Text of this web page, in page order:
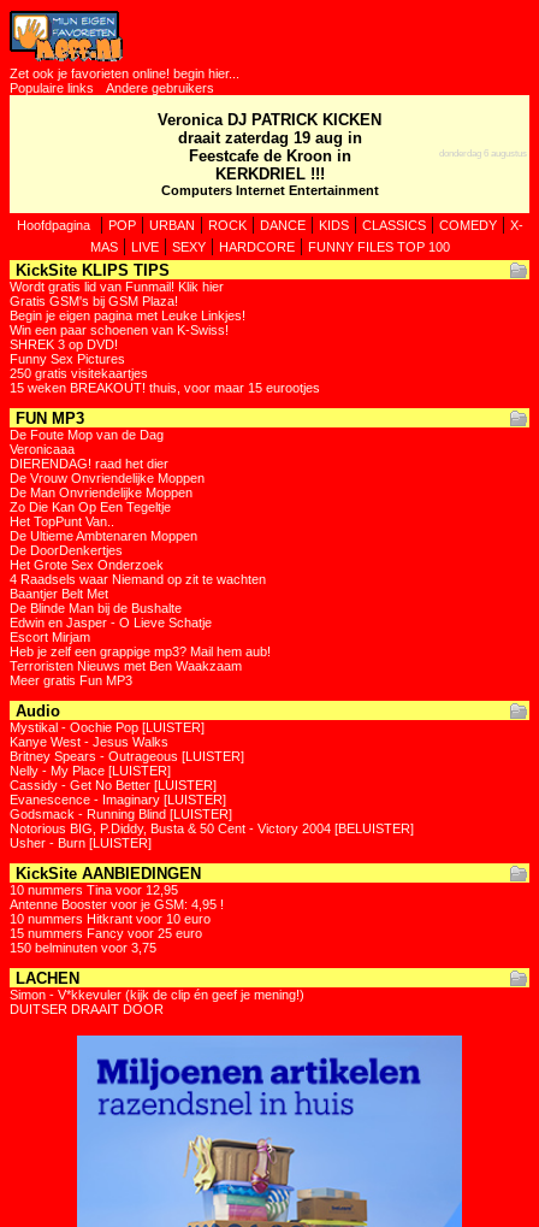
Zet ook je favorieten online! begin hier...
Populaire links
Andere gebruikers
Veronica DJ PATRICK KICKEN
draait zaterdag 19 aug in
Feestcafe de Kroon in
KERKDRIEL !!!
Computers Internet Entertainment
donderdag 6 augustus
Hoofdpagina| POP| URBAN | ROCK| DANCE| KIDS| CLASSICS| COMEDY| X-
MAS| LIVE| SEXY| HARDCORE| FUNNY FILES TOP 100
KickSite KLIPS TIPS
Wordt gratis lid van Funmail! Klik hier
Gratis GSM's bij GSM Plaza!
Begin je eigen pagina met Leuke Linkjes!
Win een paar schoenen van K-Swiss!
SHREK 3 op DVD!
Funny Sex Pictures
250 gratis visitekaartjes
15 weken BREAKOUT! thuis, voor maar 15 eurootjes
FUN MP3
De Foute Mop van de Dag
Veronicaaa
DIERENDAG! raad het dier
De Vrouw Onvriendelijke Moppen
De Man Onvriendelijke Moppen
Zo Die Kan Op Een Tegeltje
Het TopPunt Van..
De Ultieme Ambtenaren Moppen
De DoorDenkertjes
Het Grote Sex Onderzoek
4 Raadsels waar Niemand op zit te wachten
Baantjer Belt Met
De Blinde Man bij de Bushalte
Edwin en Jasper - O Lieve Schatje
Escort Mirjam
Heb je zelf een grappige mp3? Mail hem aub!
Terroristen Nieuws met Ben Waakzaam
Meer gratis Fun MP3
Audio
Mystikal - Oochie Pop [LUISTER]
Kanye West - Jesus Walks
Britney Spears - Outrageous [LUISTER]
Nelly - My Place [LUISTER]
Cassidy - Get No Better [LUISTER]
Evanescence - Imaginary [LUISTER]
Godsmack - Running Blind [LUISTER]
Notorious BIG, P.Diddy, Busta & 50 Cent - Victory 2004 [BELUISTER]
Usher - Burn [LUISTER]
KickSite AANBIEDINGEN
10 nummers Tina voor 12,95
Antenne Booster voor je GSM: 4,95 !
10 nummers Hitkrant voor 10 euro
15 nummers Fancy voor 25 euro
150 belminuten voor 3,75
LACHEN
Simon - V*kkevuler (kijk de clip én geef je mening!)
DUITSER DRAAIT DOOR